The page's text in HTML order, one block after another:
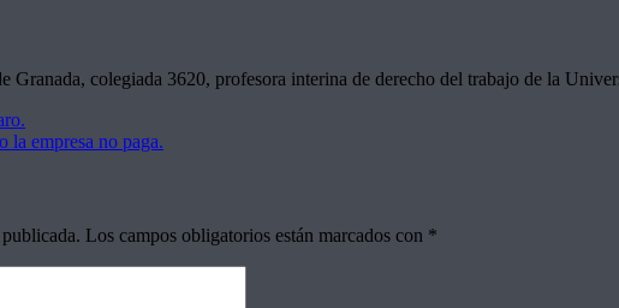
Granada, colegiada 3620, profesora interina de derecho del trabajo de la
la empresa no paga.
Los campos obligatorios están marcados con *